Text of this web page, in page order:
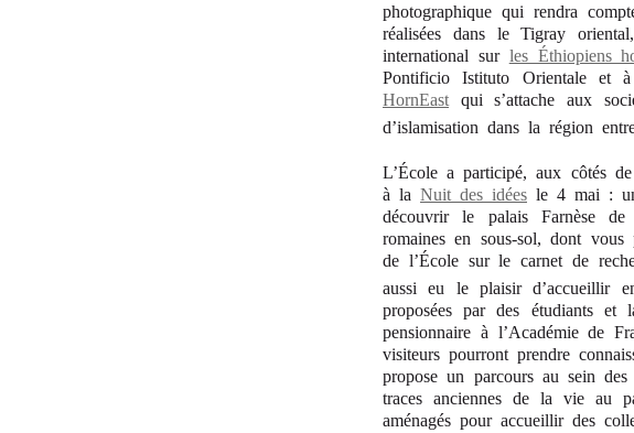
photographique qui rendra
réalisées dans le Tigray
international sur les Éthiopiens
Pontificio Istituto Orientale et
HornEast qui s’attache aux
d’islamisation dans la région
L’École a participé, aux côtés
à la Nuit des idées le 4 mai :
découvrir le palais Farnèse
romaines en sous-sol, dont
de l’École sur le carnet de
aussi eu le plaisir d’accueillir
proposées par des étudiants et
pensionnaire à l’Académie de
visiteurs pourront prendre
propose un parcours au sein
traces anciennes de la vie au
aménagés pour accueillir des